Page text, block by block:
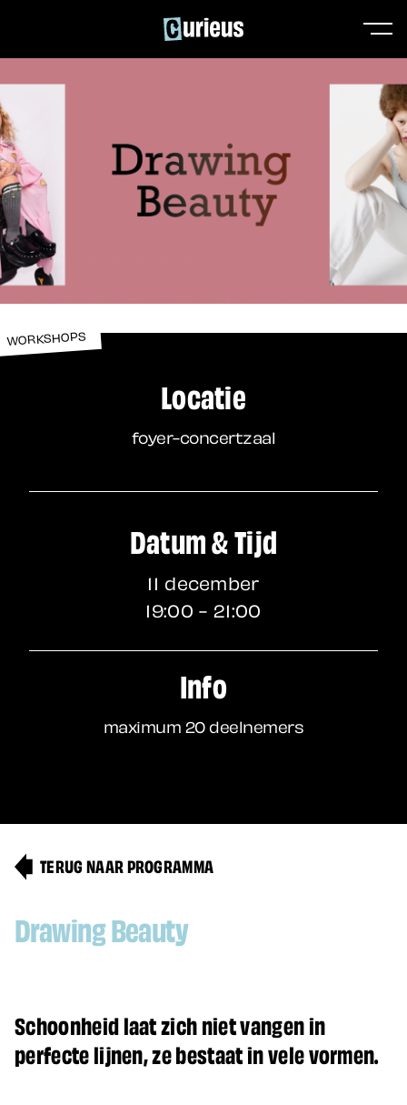
WORKSHOPS
Locatie
foyer-concertzaal
Datum & Tijd
11 december
19:00 - 21:00
Info
maximum 20 deelnemers
TERUG NAAR PROGRAMMA
Drawing Beauty
Schoonheid laat zich niet vangen in
perfecte lijnen, ze bestaat in vele vormen.